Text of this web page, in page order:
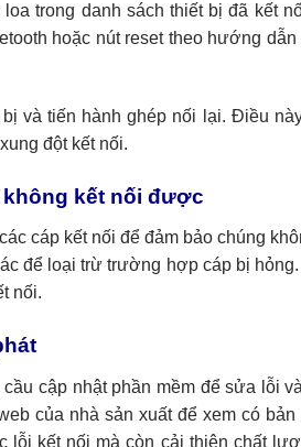
trong danh sách thiết bị đã kết
hoặc nút reset theo hướng
và tiến hành ghép nối lại. Điều
đột kết nối.
không kết nối được
cáp kết nối để đảm bảo chúng
để loại trừ trường hợp cáp bị
nối.
cập nhật phần mềm để sửa lỗi
của nhà sản xuất để xem có
lỗi kết nối mà còn cải thiện chất